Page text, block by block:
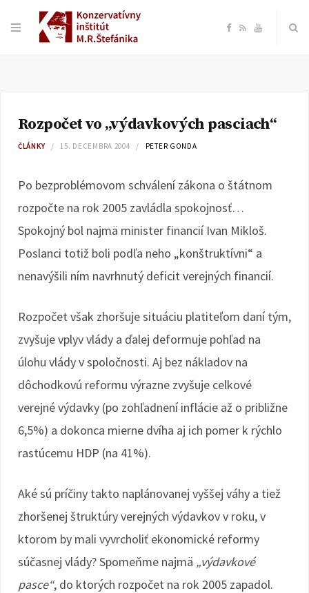
F
e
o
R Y
T
e
Rozpočet vo „výdavkových pasciach“
ČLÁNKY 15. DECEMBRA 2004 PETER GONDA
Po bezproblémovom schválení zákona o štátnom
rozpočte na rok 2005 zavládla spokojnosť…
Spokojný bol najmä minister financií Ivan Mikloš.
Poslanci totiž boli podľa neho „konštruktívni“ a
nenavýšili ním navrhnutý deficit verejných financií.
Rozpočet však zhoršuje situáciu platiteľom daní tým,
zvyšuje vplyv vlády a ďalej deformuje pohľad na
úlohu vlády v spoločnosti. Aj bez nákladov na
dôchodkovú reformu výrazne zvyšuje celkové
verejné výdavky (po zohľadnení inflácie až o približne
6,5%) a dokonca mierne dvíha aj ich pomer k rýchlo
rastúcemu HDP (na 41%).
Aké sú príčiny takto naplánovanej vyššej váhy a tiež
zhoršenej štruktúry verejných výdavkov v roku, v
ktorom by mali vyvrcholiť ekonomické reformy
súčasnej vlády? Spomeňme najmä „výdavkové
pasce“, do ktorých rozpočet na rok 2005 zapadol.